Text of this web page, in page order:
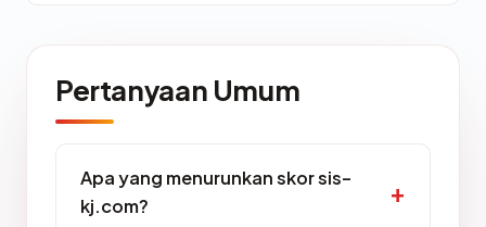
Pertanyaan Umum
Apa yang menurunkan skor sis-
kj.com?